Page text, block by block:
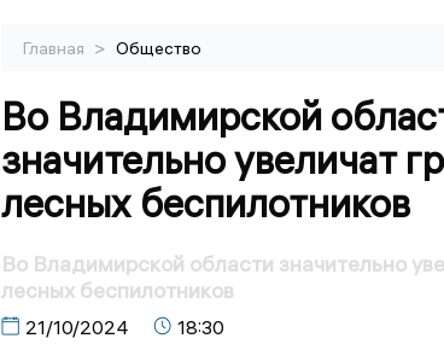
Главная > Общество
Во Владимирской
значительно увеличат
лесных беспилотников
Во Владимирской области значительно
лесных беспилотников
21/10/2024 18:30